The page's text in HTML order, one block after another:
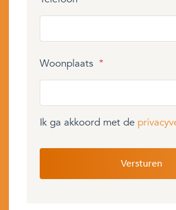
Woonplaats *
Ik ga akkoord met de